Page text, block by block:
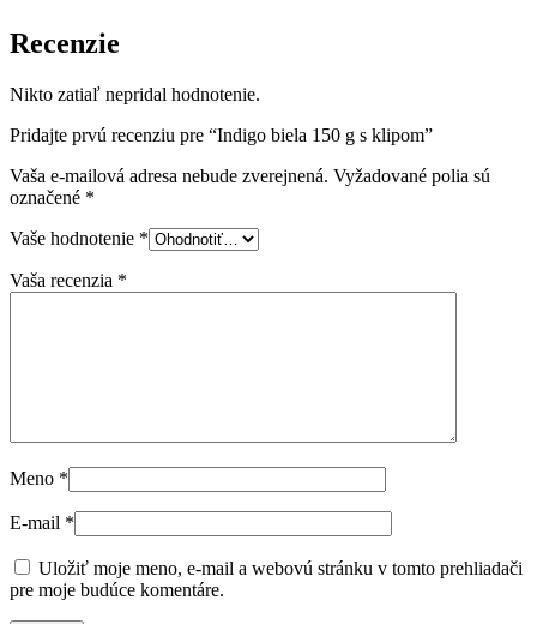
Recenzie
Nikto zatiaľ nepridal hodnotenie.
Pridajte prvú recenziu pre “Indigo biela 150 g s klipom”
Vaša e-mailová adresa nebude zverejnená. Vyžadované polia sú
označené *
Vaše hodnotenie *
Vaša recenzia *
Meno *
E-mail *
Uložiť moje meno, e-mail a webovú stránku v tomto prehliadači
pre moje budúce komentáre.